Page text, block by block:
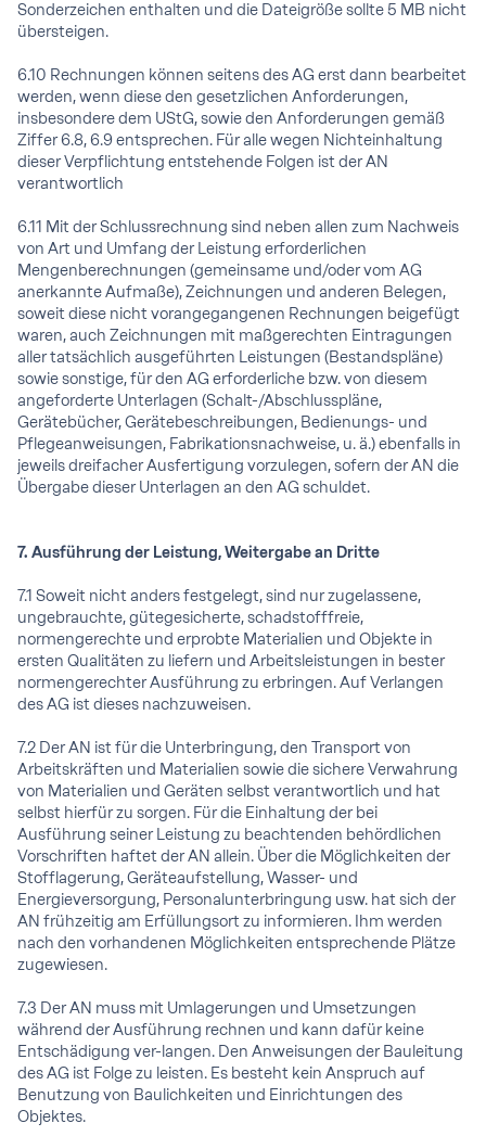
Sonderzeichen enthalten und die Dateigröße sollte 5 MB nicht
übersteigen.
6.10 Rechnungen können seitens des AG erst dann bearbeitet
werden, wenn diese den gesetzlichen Anforderungen,
insbesondere dem UStG, sowie den Anforderungen gemäß
Ziffer 6.8, 6.9 entsprechen. Für alle wegen Nichteinhaltung
dieser Verpflichtung entstehende Folgen ist der AN
verantwortlich
6.11 Mit der Schlussrechnung sind neben allen zum Nachweis
von Art und Umfang der Leistung erforderlichen
Mengenberechnungen (gemeinsame und/oder vom AG
anerkannte Aufmaße), Zeichnungen und anderen Belegen,
soweit diese nicht vorangegangenen Rechnungen beigefügt
waren, auch Zeichnungen mit maßgerechten Eintragungen
aller tatsächlich ausgeführten Leistungen (Bestandspläne)
sowie sonstige, für den AG erforderliche bzw. von diesem
angeforderte Unterlagen (Schalt-/Abschlusspläne,
Gerätebücher, Gerätebeschreibungen, Bedienungs- und
Pflegeanweisungen, Fabrikationsnachweise, u. ä.) ebenfalls in
jeweils dreifacher Ausfertigung vorzulegen, sofern der AN die
Übergabe dieser Unterlagen an den AG schuldet.
7. Ausführung der Leistung, Weitergabe an Dritte
7.1 Soweit nicht anders festgelegt, sind nur zugelassene,
ungebrauchte, gütegesicherte, schadstofffreie,
normengerechte und erprobte Materialien und Objekte in
ersten Qualitäten zu liefern und Arbeitsleistungen in bester
normengerechter Ausführung zu erbringen. Auf Verlangen
des AG ist dieses nachzuweisen.
7.2 Der AN ist für die Unterbringung, den Transport von
Arbeitskräften und Materialien sowie die sichere Verwahrung
von Materialien und Geräten selbst verantwortlich und hat
selbst hierfür zu sorgen. Für die Einhaltung der bei
Ausführung seiner Leistung zu beachtenden behördlichen
Vorschriften haftet der AN allein. Über die Möglichkeiten der
Stofflagerung, Geräteaufstellung, Wasser- und
Energieversorgung, Personalunterbringung usw. hat sich der
AN frühzeitig am Erfüllungsort zu informieren. Ihm werden
nach den vorhandenen Möglichkeiten entsprechende Plätze
zugewiesen.
7.3 Der AN muss mit Umlagerungen und Umsetzungen
während der Ausführung rechnen und kann dafür keine
Entschädigung ver-langen. Den Anweisungen der Bauleitung
des AG ist Folge zu leisten. Es besteht kein Anspruch auf
Benutzung von Baulichkeiten und Einrichtungen des
Objektes.